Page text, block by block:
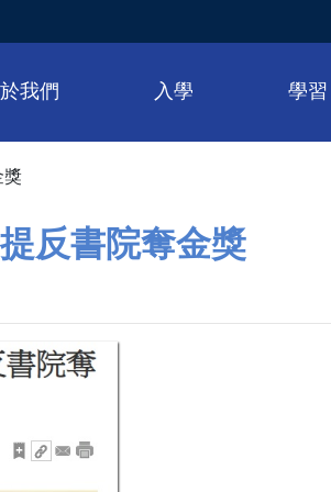
我們 入學 學習
獎
反書院奪金獎